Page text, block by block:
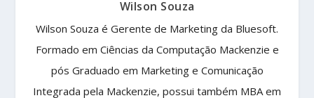
Wilson Souza
Wilson Souza é Gerente de Marketing da Bluesoft.
Formado em Ciências da Computação Mackenzie e
pós Graduado em Marketing e Comunicação
Integrada pela Mackenzie, possui também MBA em